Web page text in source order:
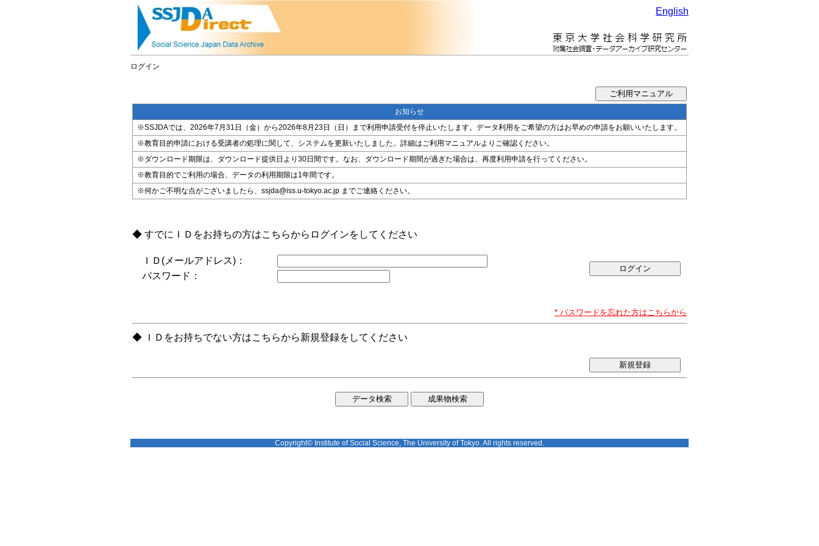
English
ログイン
お知らせ
※SSJDAでは、2026年7月31日（金）から2026年8月23日（日）まで利用申請受付を停止いたします。データ利用をご希望の方はお早めの申請をお願いいたします。
※教育目的申請における受講者の処理に関して、システムを更新いたしました。詳細はご利用マニュアルよりご確認ください。
※ダウンロード期限は、ダウンロード提供日より30日間です。なお、ダウンロード期間が過ぎた場合は、再度利用申請を行ってください。
※教育目的でご利用の場合、データの利用期限は1年間です。
※何かご不明な点がございましたら、ssjda@iss.u-tokyo.ac.jp までご連絡ください。
◆ すでにＩＤをお持ちの方はこちらからログインをしてください
ＩＤ(メールアドレス)：
パスワード：
* パスワードを忘れた方はこちらから
◆ ＩＤをお持ちでない方はこちらから新規登録をしてください
新規登録
Copyright© Institute of Social Science, The University of Tokyo. All rights reserved.